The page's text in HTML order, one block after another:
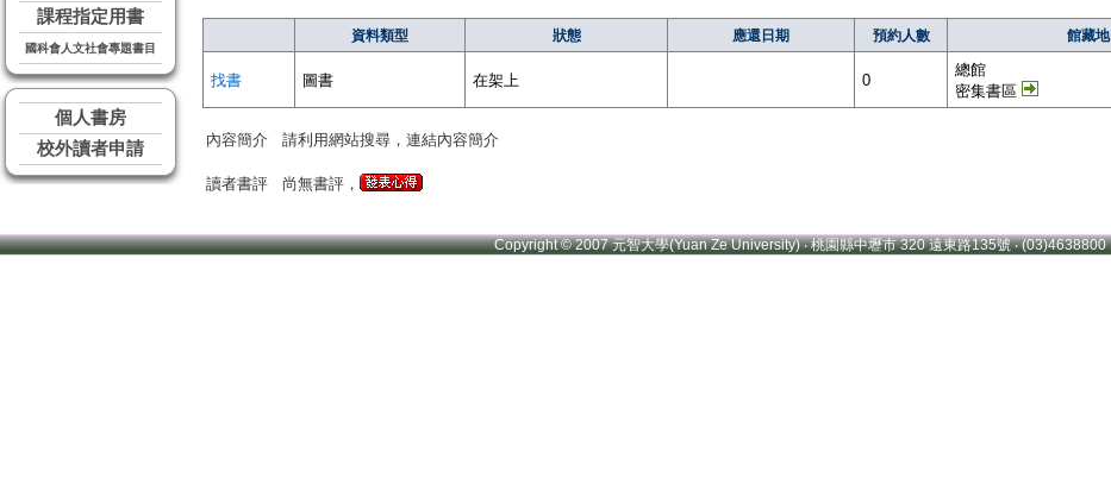
課程指定用書
國科會人文社會專題書目
個人書房
校外讀者申請
資料類型 狀態 應還日期 預約人數 館藏地
找書 圖書 在架上 0
總館
密集書區
內容簡介 請利用網站搜尋，連結內容簡介
讀者書評 尚無書評，
Copyright © 2007 元智大學(Yuan Ze University) ‧ 桃園縣中壢市 320 遠東路135號 ‧ (03)4638800